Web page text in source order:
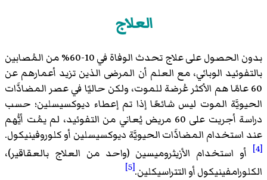
العلاج
بدون الحصول على علاج تحدث الوفاة في 10-60% من المُصابين
بالتفوئيد الوبائي، مع العلم أن المرضى الذين تزيد أعمارهم عن
60 عامًا هم الأكثر عُرضة للموت، ولكن حاليًا في عصر المضادَّات
الحيويَّة الموت ليس شائعًا إذا تم إعطاء ديوكسيسلين؛ حسب
دراسة أجريت على 60 مريض يُعاني من التفوئيد، لم يمُت أيُّهم
عند استخدام المضادَّات الحيويَّة ديوكسيسلين أو كلوروفينيكول.
[4]
أو استخدام الأزيثروميسين (واحد من العلاج بالعقاقير)،
الكلورامفينيكول أو التتراسيكلين.[5]